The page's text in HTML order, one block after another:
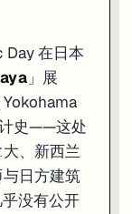
在日本
」展
史——这处
、新西兰
日方建筑
没有公开